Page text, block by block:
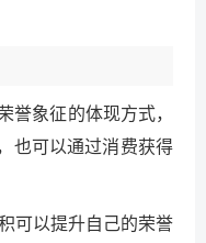
誉象征的体现方式，
也可以通过消费获得
可以提升自己的荣誉